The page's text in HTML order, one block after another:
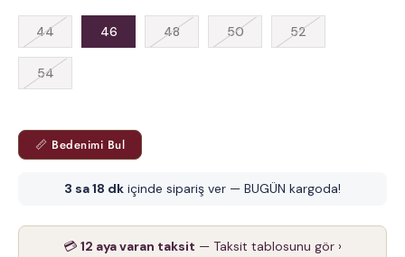
44 46 48 50 52
54
📏 Bedenimi Bul
3 sa 18 dk içinde sipariş ver — BUGÜN kargoda!
💳 12 aya varan taksit — Taksit tablosunu gör ›